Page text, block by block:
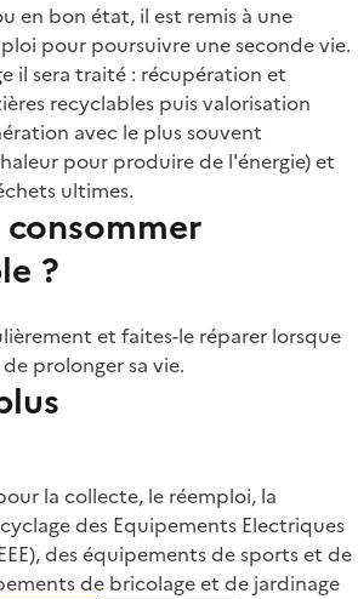
en bon état, il est remis à une
pour poursuivre une seconde vie.
il sera traité : récupération et
recyclables puis valorisation
avec le plus souvent
pour produire de l'énergie) et
ultimes.
?
et faites-le réparer lorsque
prolonger sa vie.
la collecte, le réemploi, la
des Equipements Electriques
des équipements de sports et de
de bricolage et de jardinage